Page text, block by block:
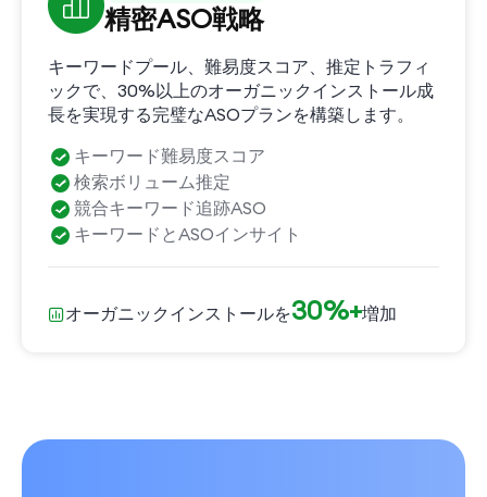
精密ASO戦略
キーワードプール、難易度スコア、推定トラフィ
ックで、30%以上のオーガニックインストール成
長を実現する完璧なASOプランを構築します。
キーワード難易度スコア
検索ボリューム推定
競合キーワード追跡ASO
キーワードとASOインサイト
オーガニックインストールを30%+増加